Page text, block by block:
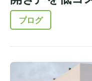
補助金
マンション
ホテル
全国対応について
施工事例
お客様の声
完全ガイド
ブログ